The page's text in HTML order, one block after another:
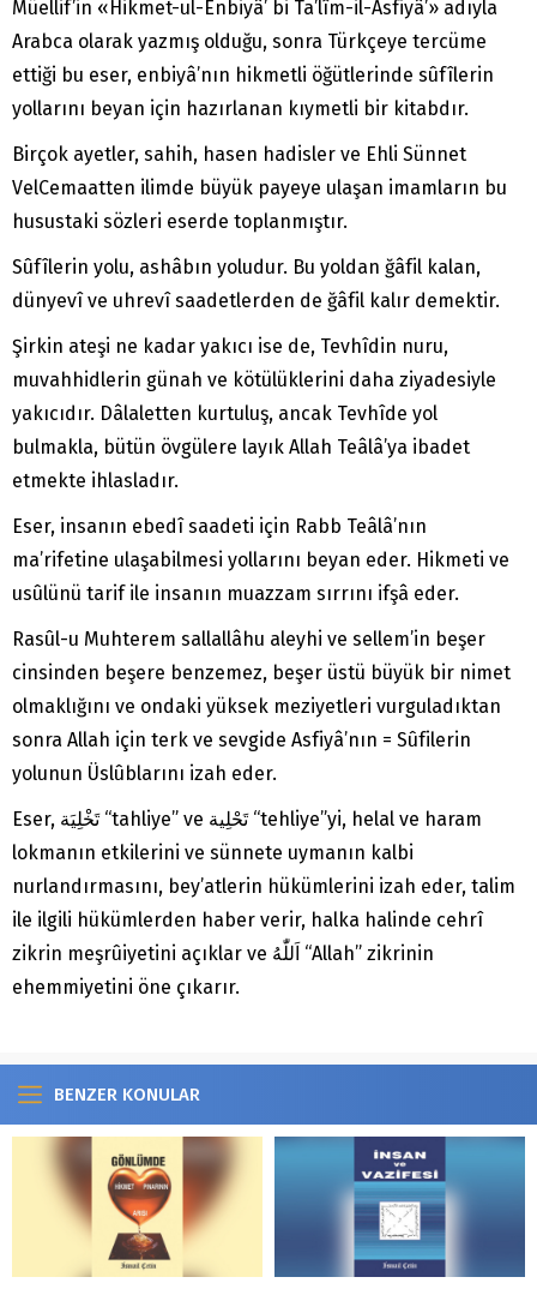
Müellif’in «Hikmet-ul-Enbiyâ’ bi Ta’lîm-il-Asfiyâ’» adıyla
Arabca olarak yazmış olduğu, sonra Türkçeye tercüme
ettiği bu eser, enbiyâ’nın hikmetli öğütlerinde sûfîlerin
yollarını beyan için hazırlanan kıymetli bir kitabdır.
Birçok ayetler, sahih, hasen hadisler ve Ehli Sünnet
VelCemaatten ilimde büyük payeye ulaşan imamların bu
husustaki sözleri eserde toplanmıştır.
Sûfîlerin yolu, ashâbın yoludur. Bu yoldan ğâfil kalan,
dünyevî ve uhrevî saadetlerden de ğâfil kalır demektir.
Şirkin ateşi ne kadar yakıcı ise de, Tevhîdin nuru,
muvahhidlerin günah ve kötülüklerini daha ziyadesiyle
yakıcıdır. Dâlaletten kurtuluş, ancak Tevhîde yol
bulmakla, bütün övgülere layık Allah Teâlâ’ya ibadet
etmekte ihlasladır.
Eser, insanın ebedî saadeti için Rabb Teâlâ’nın
ma’rifetine ulaşabilmesi yollarını beyan eder. Hikmeti ve
usûlünü tarif ile insanın muazzam sırrını ifşâ eder.
Rasûl-u Muhterem sallallâhu aleyhi ve sellem’in beşer
cinsinden beşere benzemez, beşer üstü büyük bir nimet
olmaklığını ve ondaki yüksek meziyetleri vurguladıktan
sonra Allah için terk ve sevgide Asfiyâ’nın = Sûfilerin
yolunun Üslûblarını izah eder.
Eser, تَخْلِيَة “tahliye” ve تَحْلِية “tehliye”yi, helal ve haram
lokmanın etkilerini ve sünnete uymanın kalbi
nurlandırmasını, bey’atlerin hükümlerini izah eder, talim
ile ilgili hükümlerden haber verir, halka halinde cehrî
zikrin meşrûiyetini açıklar ve اَللّٰهُ “Allah” zikrinin
ehemmiyetini öne çıkarır.
BENZER KONULAR